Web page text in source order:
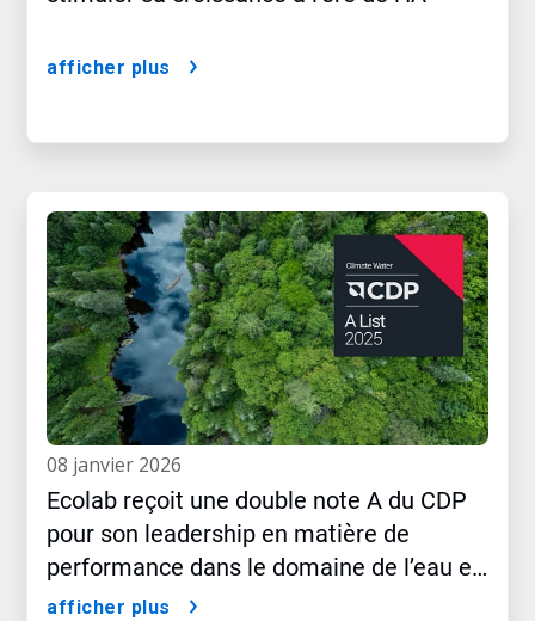
afficher plus
08 janvier 2026
Ecolab reçoit une double note A du CDP
pour son leadership en matière de
performance dans le domaine de l’eau et
du climat
afficher plus